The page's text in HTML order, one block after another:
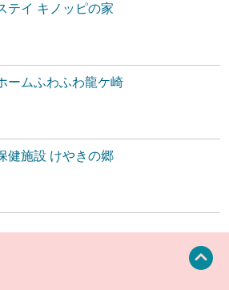
テイ キノッピの家
ームふわふわ龍ケ崎
健施設 けやきの郷